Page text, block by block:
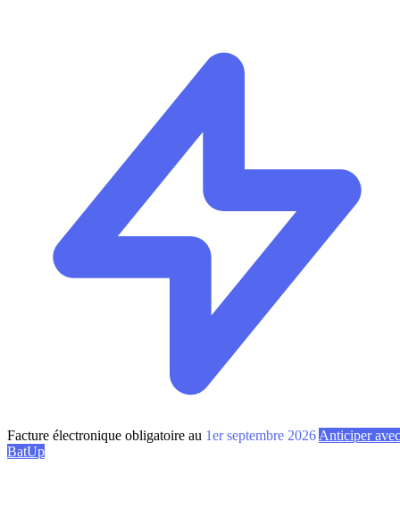
Facture électronique obligatoire au 1er septembre 2026 Anticiper avec
BatUp